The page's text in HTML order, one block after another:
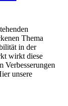
Thema
in der
wirkt diese
Verbesserungen
unsere